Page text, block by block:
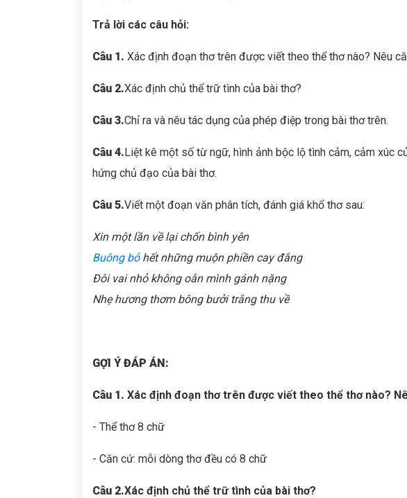
Trả lời các câu hỏi:
Câu 1. Xác định đoạn thơ trên được viết theo thể thơ nào? Nêu
Câu 2.Xác định chủ thể trữ tình của bài thơ?
Câu 3.Chỉ ra và nêu tác dụng của phép điệp trong bài thơ trên.
Câu 4.Liệt kê một số từ ngữ, hình ảnh bộc lộ tình cảm, cảm xúc
hứng chủ đạo của bài thơ.
Câu 5.Viết một đoạn văn phân tích, đánh giá khổ thơ sau:
Xin một lần về lại chốn bình yên
Buông bỏhết những muộn phiền cay đắng
Đôi vai nhỏ không oằn mình gánh nặng
Nhẹ hương thơm bông bưởi trắng thu về
GỢI Ý ĐÁP ÁN:
Câu 1. Xác định đoạn thơ trên được viết theo thể thơ nào?
- Thể thơ 8 chữ
- Căn cứ: mỗi dòng thơ đều có 8 chữ
Câu 2.Xác định chủ thể trữ tình của bài thơ?